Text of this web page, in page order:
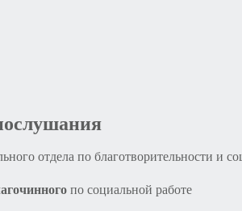
отдела по благотворительности и
по социальной работе